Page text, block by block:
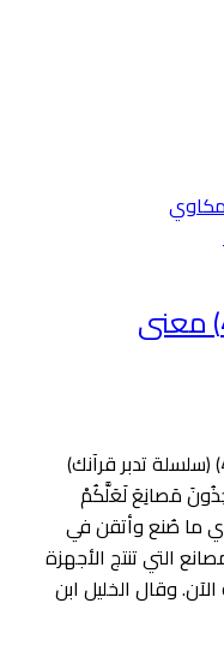
مكاوي
سلسلة تدبر قرآنك (4) معنى
كتبه: محمد مكاوي #تدبر_قرآنك (4) (سلسلة تدبر قرآنك)
مَصانِعَ لَعَلَّكُمْ
المصانع: أي ما صُنع وأتقن في
التي تنتج الأجهزة
وقال الخليل ابن